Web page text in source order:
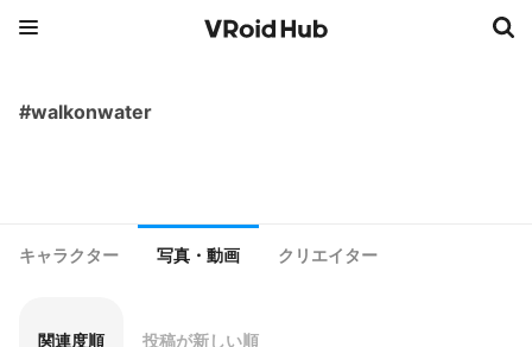
#walkonwater
キャラクター 写真・動画 クリエイター
関連度順 投稿が新しい順